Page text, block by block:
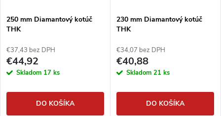
250 mm Diamantový kotúč
THK
€37,43 bez DPH
€44,92
Skladom 17 ks
DO KOŠÍKA
230 mm Diamantový kotúč
THK
€34,07 bez DPH
€40,88
Skladom 21 ks
DO KOŠÍKA